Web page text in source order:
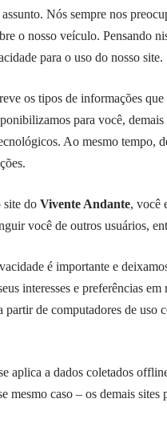
Nós sempre nos
o nosso veículo. Pensando
para o uso do nosso site.
os tipos de informações
para você,
Ao mesmo tempo,
site do Vivente Andante, você
você de outros usuários,
é importante e
interesses e preferências
partir de computadores de
aplica a dados coletados
mesmo caso – os demais sites